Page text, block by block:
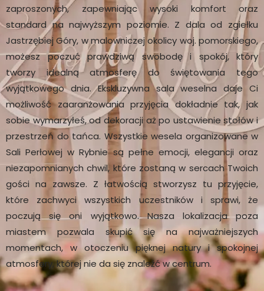
zaproszonych, zapewniając wysoki komfort oraz
standard na najwyższym poziomie. Z dala od zgiełku
Jastrzębiej Góry, w malowniczej okolicy woj. pomorskiego,
możesz poczuć prawdziwą swobodę i spokój, który
tworzy idealną atmosferę do świętowania tego
wyjątkowego dnia. Ekskluzywna sala weselna daje Ci
możliwość zaaranżowania przyjęcia dokładnie tak, jak
sobie wymarzyłeś, od dekoracji aż po ustawienie stołów i
przestrzeń do tańca. Wszystkie wesela organizowane w
Sali Perłowej w Rybnie są pełne emocji, elegancji oraz
niezapomnianych chwil, które zostaną w sercach Twoich
gości na zawsze. Z łatwością stworzysz tu przyjęcie,
które zachwyci wszystkich uczestników i sprawi, że
poczują się oni wyjątkowo. Nasza lokalizacja poza
miastem pozwala skupić się na najważniejszych
momentach, w otoczeniu pięknej natury i spokojnej
atmosfery, której nie da się znaleźć w centrum.